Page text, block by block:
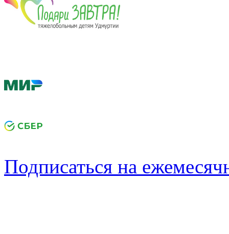
Подписаться на